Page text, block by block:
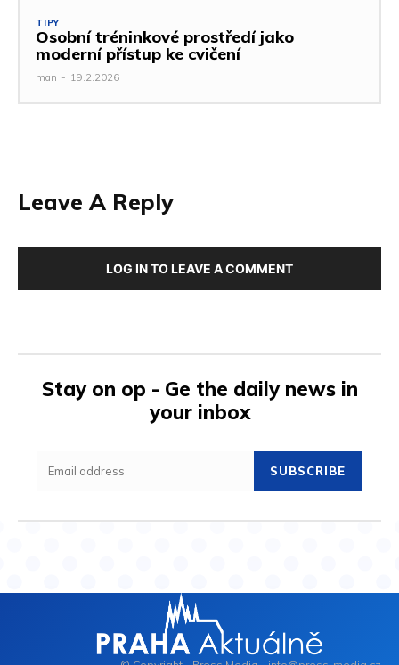
TIPY
Osobní tréninkové prostředí jako
moderní přístup ke cvičení
man - 19.2.2026
Leave A Reply
LOG IN TO LEAVE A COMMENT
Stay on op - Ge the daily news in
your inbox
SUBSCRIBE